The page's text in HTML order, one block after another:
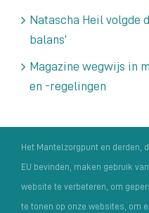
Natascha Heil volgde
balans’
Magazine wegwijs in
en -regelingen
Archieven
Het Mantelzorgpunt en derden,
EU bevinden, maken gebruik
website te verbeteren, om
te tonen op onze websites, om